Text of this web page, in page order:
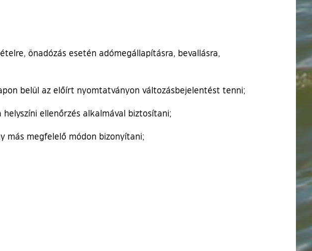
önadózás esetén adómegállapításra, bevallásra,
belül az előírt nyomtatványon változásbejelentést tenni;
ellenőrzés alkalmával biztosítani;
más megfelelő módon bizonyítani;